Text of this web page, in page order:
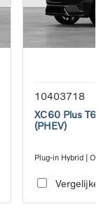
10403718
XC60 Plus T6
(PHEV)
Plug-in Hybrid |